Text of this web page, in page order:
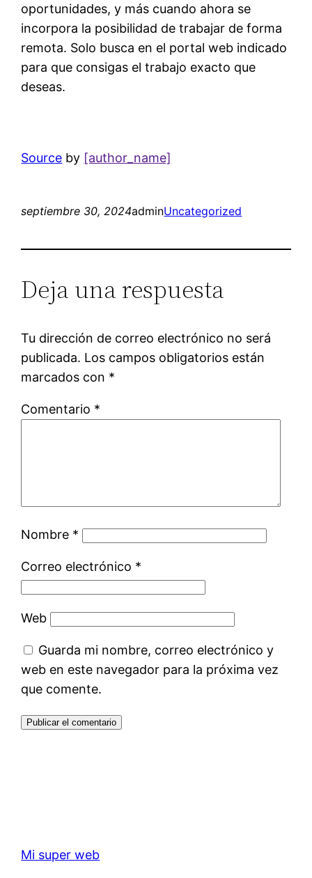
oportunidades, y más cuando ahora se
incorpora la posibilidad de trabajar de forma
remota. Solo busca en el portal web indicado
para que consigas el trabajo exacto que
deseas.
Source by [author_name]
septiembre 30, 2024adminUncategorized
Deja una respuesta
Tu dirección de correo electrónico no será
publicada. Los campos obligatorios están
marcados con *
Comentario *
Nombre *
Correo electrónico *
Web
Guarda mi nombre, correo electrónico y
web en este navegador para la próxima vez
que comente.
Mi super web